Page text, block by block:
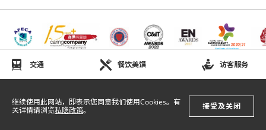
继续使用此网站，即表示您同意我们使用Cookies。有
关详情请浏览私隐政策。 接受及关闭
交通 餐饮美馔 访客服务